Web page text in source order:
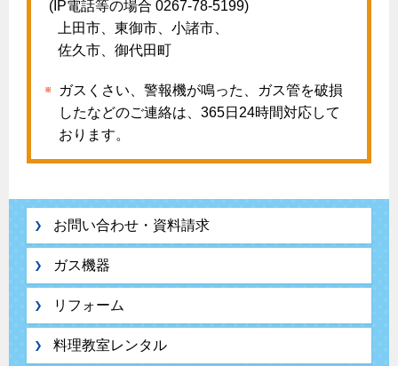
経済性、環境性、創エネ
ライフステージ別に比較する
20代
プロパンガスから都市ガスへの切り替え
都市ガス切り替えのメリット
導入事例
都市ガス切り替え事例
オーブン
炊飯器
バスルーム
エコジョーズ
浴室暖房乾燥機・脱衣室
衣類乾燥機
リフォームの流れ
リフォームのお知らせ
ショールーム
約款
ご契約・お手続き
お申込み
よくあるご質問
(IP電話等の場合 0267-78-5199)
上田市、東御市、小諸市、
佐久市、御代田町
ガスくさい、警報機が鳴った、ガス管を破損
したなどのご連絡は、365日24時間対応して
おります。
お問い合わせ・資料請求
ガス機器
リフォーム
料理教室レンタル